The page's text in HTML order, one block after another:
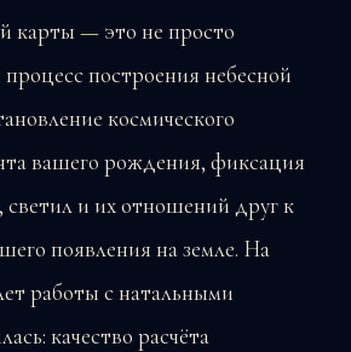
карты — это не просто
построения небесной
космического
вашего рождения, фиксация
светил и их отношений друг к
появления на земле. На
работы с натальными
качество расчёта